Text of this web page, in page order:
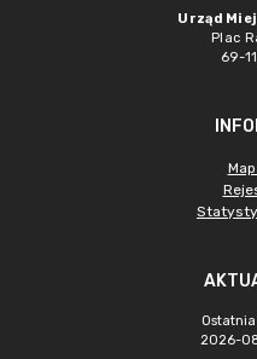
Urząd
Plac
69-
2026-